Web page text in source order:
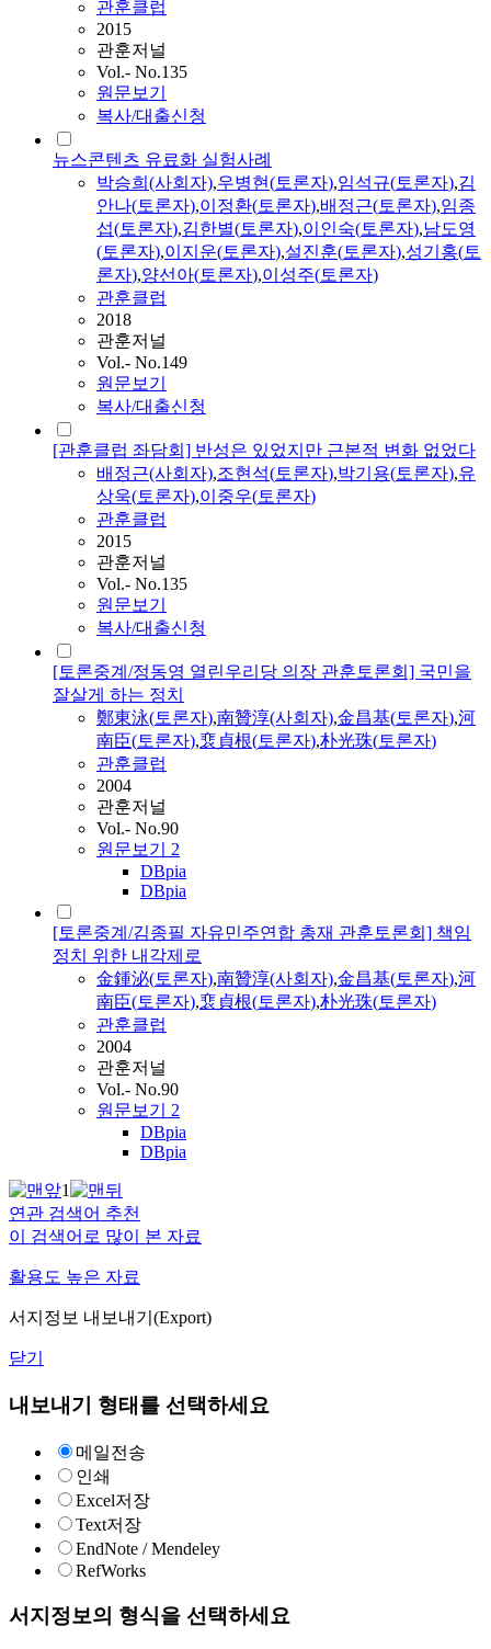
관훈클럽
2015
관훈저널
Vol.- No.135
원문보기
복사/대출신청
뉴스콘텐츠 유료화 실험사례
박승희(사회자),우병현(토론자),임석규(토론자),김
안나(토론자),이정환(토론자),배정근(토론자),임종
섭(토론자),김한별(토론자),이인숙(토론자),남도영
(토론자),이지운(토론자),설진훈(토론자),성기홍(토
론자),양선아(토론자),이성주(토론자)
관훈클럽
2018
관훈저널
Vol.- No.149
원문보기
복사/대출신청
[관훈클럽 좌담회] 반성은 있었지만 근본적 변화 없었다
배정근(사회자),조현석(토론자),박기용(토론자),유
상욱(토론자),이중우(토론자)
관훈클럽
2015
관훈저널
Vol.- No.135
원문보기
복사/대출신청
[토론중계/정동영 열린우리당 의장 관훈토론회] 국민을
잘살게 하는 정치
鄭東泳(토론자),南贊淳(사회자),金昌基(토론자),河
南臣(토론자),裵貞根(토론자),朴光珠(토론자)
관훈클럽
2004
관훈저널
Vol.- No.90
원문보기 2
DBpia
DBpia
[토론중계/김종필 자유민주연합 총재 관훈토론회] 책임
정치 위한 내각제로
金鍾泌(토론자),南贊淳(사회자),金昌基(토론자),河
南臣(토론자),裵貞根(토론자),朴光珠(토론자)
관훈클럽
2004
관훈저널
Vol.- No.90
원문보기 2
DBpia
DBpia
1
연관 검색어 추천
이 검색어로 많이 본 자료
활용도 높은 자료
서지정보 내보내기(Export)
닫기
내보내기 형태를 선택하세요
메일전송
인쇄
Excel저장
Text저장
EndNote / Mendeley
RefWorks
서지정보의 형식을 선택하세요